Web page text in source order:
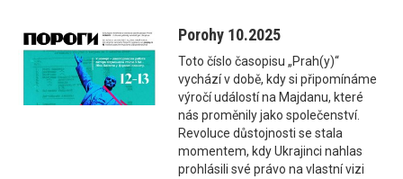
Porohy 10.2025
Toto číslo časopisu „Prah(y)“
vychází v době, kdy si připomínáme
výročí událostí na Majdanu, které
nás proměnily jako společenství.
Revoluce důstojnosti se stala
momentem, kdy Ukrajinci nahlas
prohlásili své právo na vlastní vizi